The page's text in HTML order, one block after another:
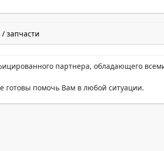
запчасти
партнера, обладающего
помочь Вам в любой ситуации.